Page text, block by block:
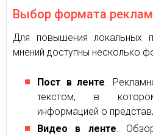
Выбор формата
Для повышения локальных
мнений доступны несколько
Пост в ленте .
текстом, в
информацией о
Видео в ленте .